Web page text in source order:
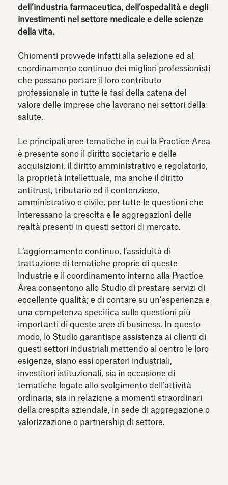
dell’industria farmaceutica, dell’ospedalità e degli
investimenti nel settore medicale e delle scienze
della vita.
Chiomenti provvede infatti alla selezione ed al
coordinamento continuo dei migliori professionisti
che possano portare il loro contributo
professionale in tutte le fasi della catena del
valore delle imprese che lavorano nei settori della
salute.
Le principali aree tematiche in cui la Practice Area
è presente sono il diritto societario e delle
acquisizioni, il diritto amministrativo e regolatorio,
la proprietà intellettuale, ma anche il diritto
antitrust, tributario ed il contenzioso,
amministrativo e civile, per tutte le questioni che
interessano la crescita e le aggregazioni delle
realtà presenti in questi settori di mercato.
L’aggiornamento continuo, l’assiduità di
trattazione di tematiche proprie di queste
industrie e il coordinamento interno alla Practice
Area consentono allo Studio di prestare servizi di
eccellente qualità; e di contare su un’esperienza e
una competenza specifica sulle questioni più
importanti di queste aree di business. In questo
modo, lo Studio garantisce assistenza ai clienti di
questi settori industriali mettendo al centro le loro
esigenze, siano essi operatori industriali,
investitori istituzionali, sia in occasione di
tematiche legate allo svolgimento dell’attività
ordinaria, sia in relazione a momenti straordinari
della crescita aziendale, in sede di aggregazione o
valorizzazione o partnership di settore.